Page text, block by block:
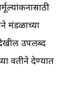
मंडळाच्या
उपलब्द
वतीने देण्यात